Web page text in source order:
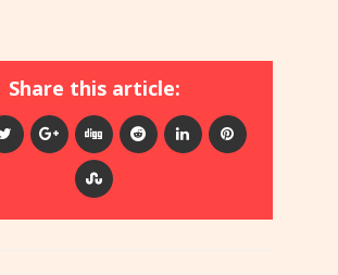
Share this article: